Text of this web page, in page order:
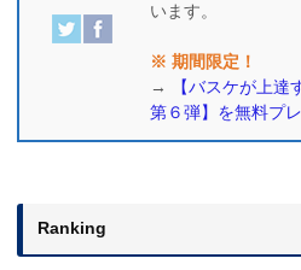
います。
※ 期間限定！
→
【バスケが上
第６弾】を無料プ
Ranking